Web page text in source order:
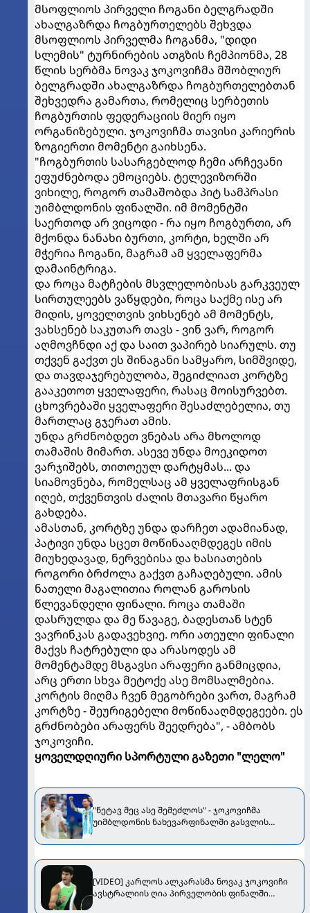
მსოფლიოს პირველი ჩოგანი ბელგრადში
ახალგაზრდა ჩოგბურთელებს შეხვდა
მსოფლიოს პირველმა ჩოგანმა, "დიდი
სლემის" ტურნირების ათგზის ჩემპიონმა, 28
წლის სერბმა ნოვაკ ჯოკოვიჩმა მშობლიურ
ბელგრადში ახალგაზრდა ჩოგბურთელებთან
შეხვედრა გამართა, რომელიც სერბეთის
ჩოგბურთის ფედერაციის მიერ იყო
ორგანიზებული. ჯოკოვიჩმა თავისი კარიერის
ზოგიერთი მომენტი გაიხსენა.
"ჩოგბურთის სასარგებლოდ ჩემი არჩევანი
ეფუძნებოდა ემოციებს. ტელევიზორში
ვიხილე, როგორ თამაშობდა პიტ სამპრასი
უიმბლდონის ფინალში. იმ მომენტში
საერთოდ არ ვიცოდი - რა იყო ჩოგბურთი, არ
მქონდა ნანახი ბურთი, კორტი, ხელში არ
მჭერია ჩოგანი, მაგრამ ამ ყველაფერმა
დამაინტრიგა.
და როცა მატჩების მსვლელობისას გარკვეულ
სირთულეებს ვაწყდები, როცა საქმე ისე არ
მიდის, ყოველთვის ვიხსენებ ამ მომენტს,
ვახსენებ საკუთარ თავს - ვინ ვარ, როგორ
აღმოვჩნდი აქ და საით ვაპირებ სიარულს. თუ
თქვენ გაქვთ ეს შინაგანი სამყარო, სიმშვიდე,
და თავდაჯერებულობა, შეგიძლიათ კორტზე
გააკეთოთ ყველაფერი, რასაც მოისურვებთ.
ცხოვრებაში ყველაფერი შესაძლებელია, თუ
მართლაც გჯერათ ამის.
უნდა გრძნობდეთ ვნებას არა მხოლოდ
თამაშის მიმართ. ასევე უნდა მოეკიდოთ
ვარჯიშებს, თითოეულ დარტყმას... და
სიამოვნება, რომელსაც ამ ყველაფრისგან
იღებ, თქვენთვის ძალის მთავარი წყარო
გახდება.
ამასთან, კორტზე უნდა დარჩეთ ადამიანად,
პატივი უნდა სცეთ მოწინააღმდეგეს იმის
მიუხედავად, ნერვებისა და ხასიათების
როგორი ბრძოლა გაქვთ გაჩაღებული. ამის
ნათელი მაგალითია როლან გაროსის
წლევანდელი ფინალი. როცა თამაში
დასრულდა და მე წავაგე, ბადესთან სტენ
ვავრინკას გადავეხვიე. ორი ათეული ფინალი
მაქვს ჩატრებული და არასოდეს ამ
მომენტამდე მსგავსი არაფერი განმიცდია,
არც ერთი სხვა მეტოქე ასე მომსალმებია.
კორტის მიღმა ჩვენ მეგობრები ვართ, მაგრამ
კორტზე - შეურიგებელი მოწინააღმდეგეები. ეს
გრძნობები არაფერს შეედრება", - ამბობს
ჯოკოვიჩი.
ყოველდღიური სპორტული გაზეთი "ლელო"
"ნეტავ მეც ასე შემეძლოს" - ჯოკოვიჩმა
უიმბლდონის ნახევარფინალში გასვლის
[VIDEO] კარლოს ალკარასმა ნოვაკ ჯოკოვიჩი
ავსტრალიის ღია პირველობის ფინალში